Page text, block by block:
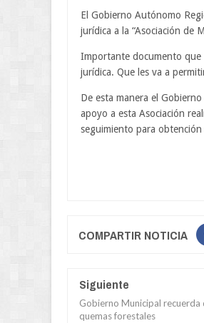
El Gobierno Autónomo
jurídica a la “Asociación de
Importante documento que
jurídica. Que les va a
De esta manera el
apoyo a esta Asociación
seguimiento para
COMPARTIR NOTICIA
Siguiente
Gobierno Municipal
quemas forestales